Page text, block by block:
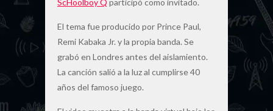
El tema fue producido por Prince Paul,
Remi Kabaka Jr. y la propia banda. Se
grabó en Londres antes del aislamiento.
La canción salió a la luz al cumplirse 40
años del famoso juego.